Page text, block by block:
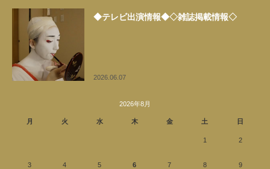
◆テレビ出演情報◆◇雑誌掲載情報◇
2026.06.07
2026年8月
月 火 水 木 金 土 日
1 2
3 4 5 6 7 8 9